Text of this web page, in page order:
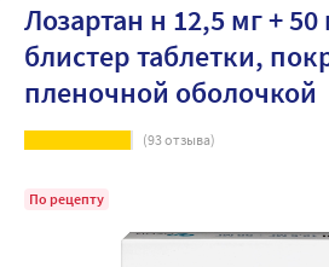
Лозартан н 12,5 мг +
блистер таблетки,
пленочной оболочкой
(93отзыва)
По рецепту